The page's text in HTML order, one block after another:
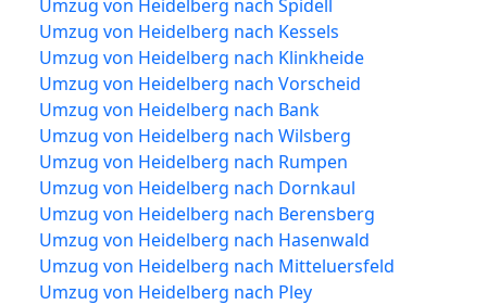
Umzug von Heidelberg nach Spidell
Umzug von Heidelberg nach Kessels
Umzug von Heidelberg nach Klinkheide
Umzug von Heidelberg nach Vorscheid
Umzug von Heidelberg nach Bank
Umzug von Heidelberg nach Wilsberg
Umzug von Heidelberg nach Rumpen
Umzug von Heidelberg nach Dornkaul
Umzug von Heidelberg nach Berensberg
Umzug von Heidelberg nach Hasenwald
Umzug von Heidelberg nach Mitteluersfeld
Umzug von Heidelberg nach Pley